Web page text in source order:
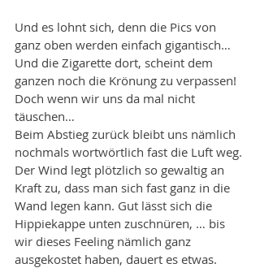
Und es lohnt sich, denn die Pics von
ganz oben werden einfach gigantisch…
Und die Zigarette dort, scheint dem
ganzen noch die Krönung zu verpassen!
Doch wenn wir uns da mal nicht
täuschen…
Beim Abstieg zurück bleibt uns nämlich
nochmals wortwörtlich fast die Luft weg.
Der Wind legt plötzlich so gewaltig an
Kraft zu, dass man sich fast ganz in die
Wand legen kann. Gut lässt sich die
Hippiekappe unten zuschnüren, … bis
wir dieses Feeling nämlich ganz
ausgekostet haben, dauert es etwas.